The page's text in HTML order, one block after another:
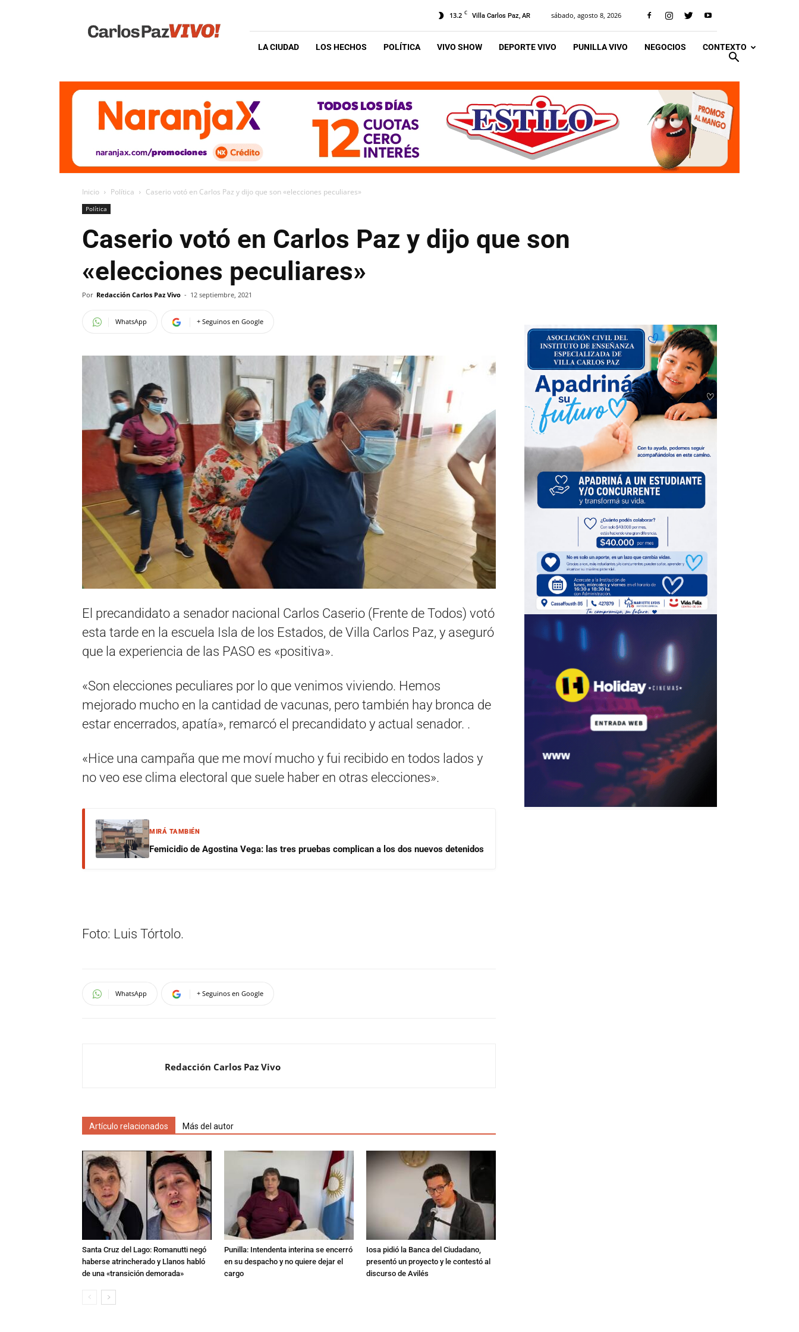
Vivo
13.2 C Villa Carlos Paz, AR sábado, agosto 8, 2026
LA CIUDAD LOS HECHOS POLÍTICA VIVO SHOW DEPORTE VIVO PUNILLA VIVO NEGOCIOS CONTEXTO
Inicio Política Caserio votó en Carlos Paz y dijo que son «elecciones peculiares»
Política
Caserio votó en Carlos Paz y dijo que son
«elecciones peculiares»
Por Redacción Carlos Paz Vivo - 12 septiembre, 2021
WhatsApp + Seguinos en Google
El precandidato a senador nacional Carlos Caserio (Frente de Todos) votó
esta tarde en la escuela Isla de los Estados, de Villa Carlos Paz, y aseguró
que la experiencia de las PASO es «positiva».
«Son elecciones peculiares por lo que venimos viviendo. Hemos
mejorado mucho en la cantidad de vacunas, pero también hay bronca de
estar encerrados, apatía», remarcó el precandidato y actual senador. .
«Hice una campaña que me moví mucho y fui recibido en todos lados y
no veo ese clima electoral que suele haber en otras elecciones».
MIRÁ TAMBIÉN
Femicidio de Agostina Vega: las tres pruebas complican a los dos nuevos detenidos
Foto: Luis Tórtolo.
WhatsApp + Seguinos en Google
Redacción Carlos Paz Vivo
Artículo relacionados Más del autor
Santa Cruz del Lago: Romanutti negó
haberse atrincherado y Llanos habló
de una «transición demorada»
Punilla: Intendenta interina se encerró
en su despacho y no quiere dejar el
cargo
Iosa pidió la Banca del Ciudadano,
presentó un proyecto y le contestó al
discurso de Avilés